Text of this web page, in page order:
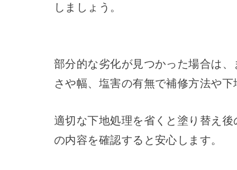
しましょう。
部分的な劣化が見つかった場合は
さや幅、塩害の有無で補修方法や下
適切な下地処理を省くと塗り替え
の内容を確認すると安心します。